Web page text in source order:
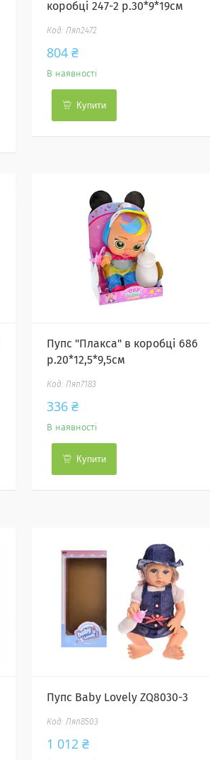
коробці 247-2 р.30*9*19см
Лял2472
804 ₴
В наявності
Купити
Пупс "Плакса" в коробці 686
р.20*12,5*9,5см
Лял7183
336 ₴
В наявності
Купити
Пупс Baby Lovely ZQ8030-3
Лял8503
1 012 ₴